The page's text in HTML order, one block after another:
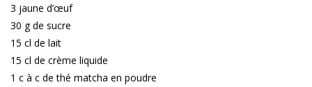
3 jaune d’œuf
30 g de sucre
15 cl de lait
15 cl de crème liquide
1 c à c de thé matcha en poudre